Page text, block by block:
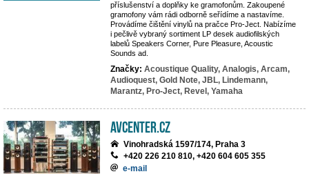
příslušenství a doplňky ke gramofonům. Zakoupené
gramofony vám rádi odborně seřídíme a nastavíme.
Provádíme čištění vinylů na pračce Pro-Ject. Nabízíme
i pečlivě vybraný sortiment LP desek audiofilských
labelů Speakers Corner, Pure Pleasure, Acoustic
Sounds ad.
Značky: Acoustique Quality, Analogis, Arcam,
Audioquest, Gold Note, JBL, Lindemann,
Marantz, Pro-Ject, Revel, Yamaha
AVcenter.cz
Vinohradská 1597/174, Praha 3
+420 226 210 810, +420 604 605 355
e-mail